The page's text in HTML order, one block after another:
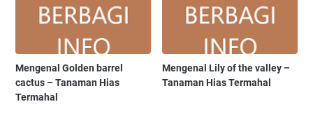
Mengenal Golden barrel
cactus – Tanaman Hias
Termahal
Mengenal Lily of the valley –
Tanaman Hias Termahal